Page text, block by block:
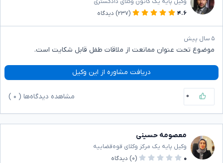
وکیل پایه یک کانون وکلای دادگستری
۴.۶
(۲۳۷) دیدگاه
۵ سال پیش
موضوع تحت عنوان ممانعت از ملاقات طفل قابل شکایت است.
دریافت مشاوره از این وکیل
۰ مشاهده دیدگاه‌ها ( ۰
معصومه حسینی
وکیل پایه یک مرکز وکلای قوه‌قضاییه
۰
(۰) دیدگاه